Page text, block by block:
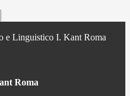
e Linguistico I. Kant Roma
Roma